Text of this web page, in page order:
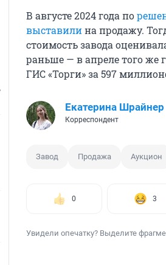
В августе 2024 года по
выставилина продажу.
стоимость завода
раньше — в апреле того же
ГИС «Торги» за 597
Екатерина Шрайнер
Корреспондент
Завод Продажа Аукцион
0 3
Увидели опечатку? Выделите